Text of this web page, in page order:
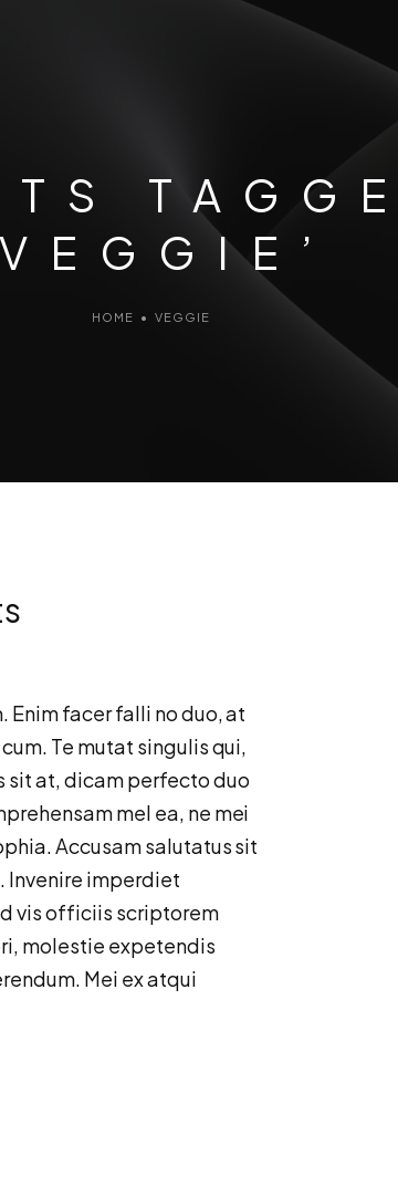
HOME • VEGGIE
Enim facer falli no duo, at
Te mutat singulis qui,
sit at, dicam perfecto duo
mel ea, ne mei
Accusam salutatus sit
Invenire imperdiet
vis officiis scriptorem
molestie expetendis
Mei ex atqui